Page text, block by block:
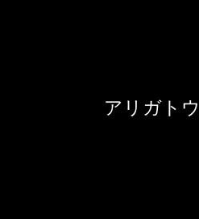
アリガト